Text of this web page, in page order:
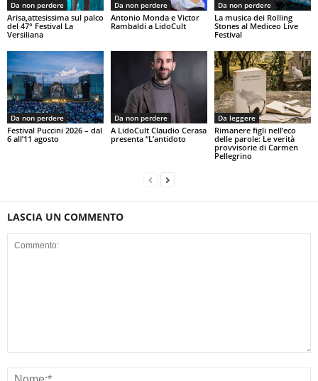
Da non perdere
Arisa,attesissima sul palco
del 47° Festival La
Versiliana
Da non perdere
Antonio Monda e Victor
Rambaldi a LidoCult
Da non perdere
La musica dei Rolling
Stones al Mediceo Live
Festival
Da non perdere
Festival Puccini 2026 – dal
6 all’11 agosto
Da non perdere
A LidoCult Claudio Cerasa
presenta “L’antidoto
Da leggere
Rimanere figli nell’eco
delle parole: Le verità
provvisorie di Carmen
Pellegrino
LASCIA UN COMMENTO